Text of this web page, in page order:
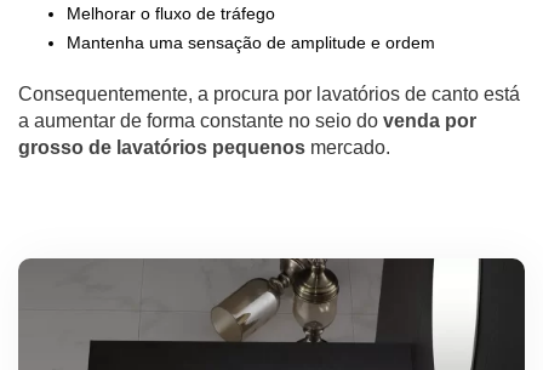
Melhorar o fluxo de tráfego
Mantenha uma sensação de amplitude e ordem
Consequentemente, a procura por lavatórios de canto está
a aumentar de forma constante no seio do venda por
grosso de lavatórios pequenos mercado.